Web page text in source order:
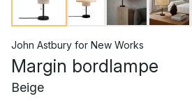
John Astbury for New Works
Margin bordlampe
Beige